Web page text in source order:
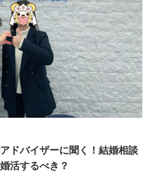
ドバイザーに聞く！結婚相談
活するべき？